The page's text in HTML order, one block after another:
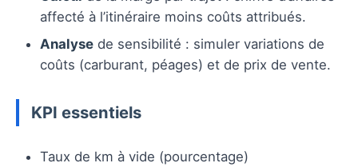
affecté à l’itinéraire moins coûts attribués.
Analyse de sensibilité : simuler variations de
coûts (carburant, péages) et de prix de vente.
KPI essentiels
Taux de km à vide (pourcentage)